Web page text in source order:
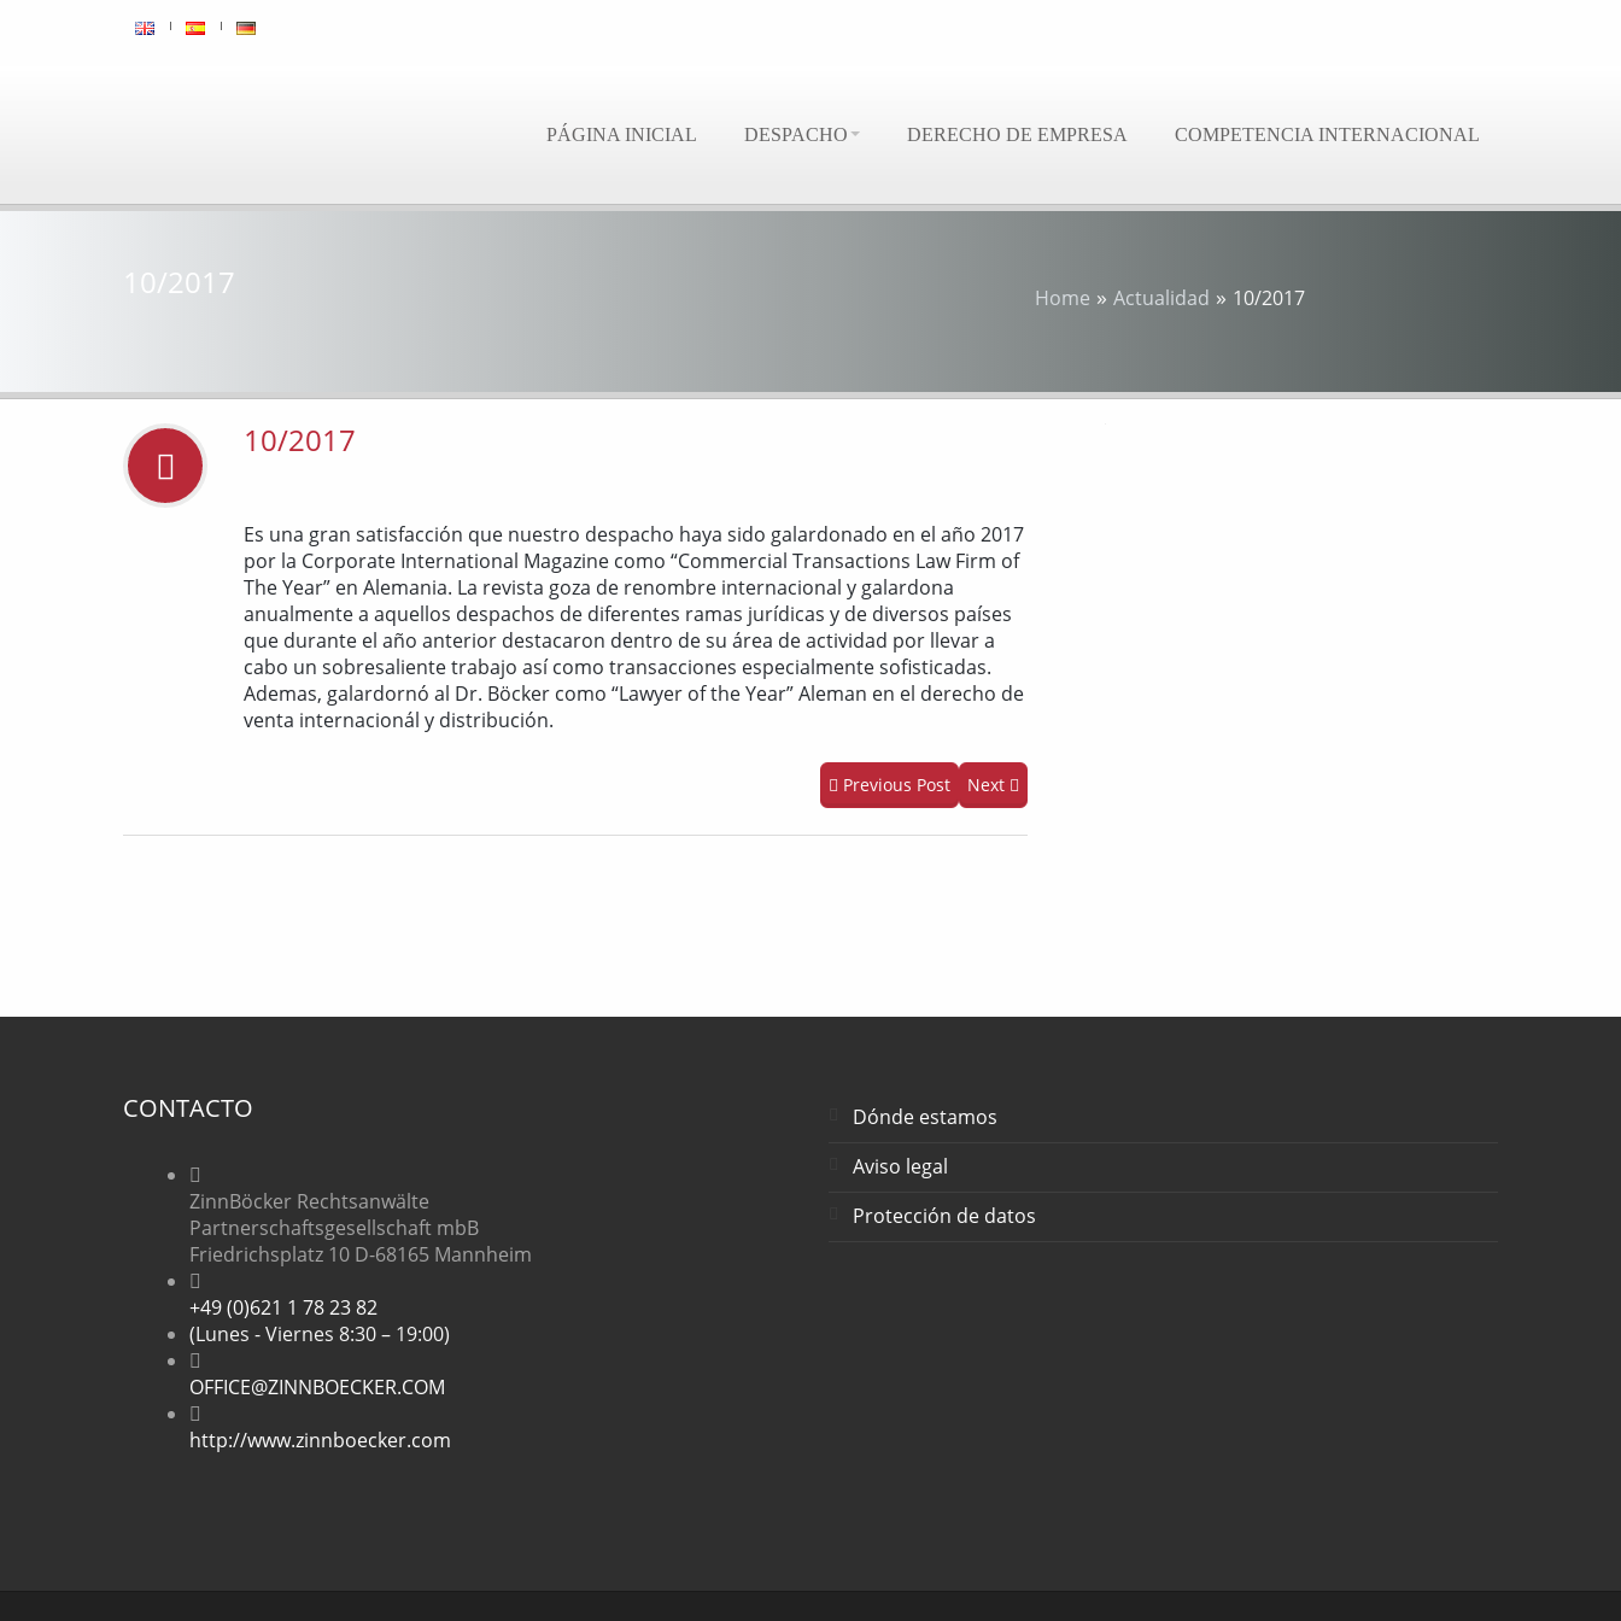
PÁGINA INICIAL DESPACHO DERECHO DE EMPRESA COMPETENCIA INTERNACIONAL
10/2017 Home » Actualidad » 10/2017
10/2017
Es una gran satisfacción que nuestro despacho haya sido galardonado en el año 2017
por la Corporate International Magazine como “Commercial Transactions Law Firm of
The Year” en Alemania. La revista goza de renombre internacional y galardona
anualmente a aquellos despachos de diferentes ramas jurídicas y de diversos países
que durante el año anterior destacaron dentro de su área de actividad por llevar a
cabo un sobresaliente trabajo así como transacciones especialmente sofisticadas.
Ademas, galardornó al Dr. Böcker como “Lawyer of the Year” Aleman en el derecho de
venta internacionál y distribución.
Previous Post Next
CONTACTO
ZinnBöcker Rechtsanwälte
Partnerschaftsgesellschaft mbB
Friedrichsplatz 10 D-68165 Mannheim
+49 (0)621 1 78 23 82
(Lunes - Viernes 8:30 – 19:00)
OFFICE@ZINNBOECKER.COM
http://www.zinnboecker.com
Dónde estamos
Aviso legal
Protección de datos